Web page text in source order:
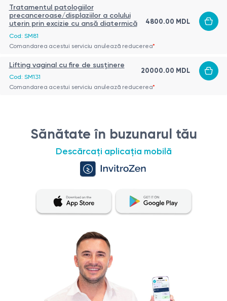
Tratamentul patologiilor
precanceroase/displaziilor a colului
uterin prin excizie cu ansă diatermică
Cod: SM81
4800.00 MDL
Comandarea acestui serviciu anulează reducerea*
Lifting vaginal cu fire de susținere
Cod: SM131
20000.00 MDL
Comandarea acestui serviciu anulează reducerea*
Sănătate în buzunarul tău
Descărcați aplicația mobilă